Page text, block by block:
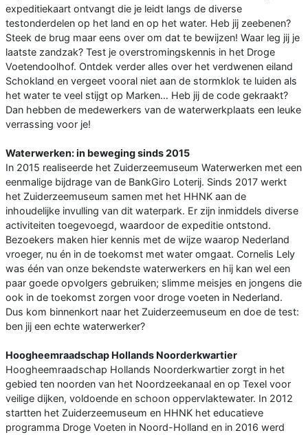
expeditiekaart ontvangt die je leidt langs de diverse
testonderdelen op het land en op het water. Heb jij zeebenen?
Steek de brug maar eens over om dat te bewijzen! Waar leg jij je
laatste zandzak? Test je overstromingskennis in het Droge
Voetendoolhof. Ontdek verder alles over het verdwenen eiland
Schokland en vergeet vooral niet aan de stormklok te luiden als
het water te veel stijgt op Marken… Heb jij de code gekraakt?
Dan hebben de medewerkers van de waterwerkplaats een leuke
verrassing voor je!
Waterwerken: in beweging sinds 2015
In 2015 realiseerde het Zuiderzeemuseum Waterwerken met een
eenmalige bijdrage van de BankGiro Loterij. Sinds 2017 werkt
het Zuiderzeemuseum samen met het HHNK aan de
inhoudelijke invulling van dit waterpark. Er zijn inmiddels diverse
activiteiten toegevoegd, waardoor de expeditie ontstond.
Bezoekers maken hier kennis met de wijze waarop Nederland
vroeger, nu én in de toekomst met water omgaat. Cornelis Lely
was één van onze bekendste waterwerkers en hij kan wel een
paar goede opvolgers gebruiken; slimme meisjes en jongens die
ook in de toekomst zorgen voor droge voeten in Nederland.
Dus kom binnenkort naar het Zuiderzeemuseum en doe de test:
ben jij een echte waterwerker?
Hoogheemraadschap Hollands Noorderkwartier
Hoogheemraadschap Hollands Noorderkwartier zorgt in het
gebied ten noorden van het Noordzeekanaal en op Texel voor
veilige dijken, voldoende en schoon oppervlaktewater. In 2012
startten het Zuiderzeemuseum en HHNK het educatieve
programma Droge Voeten in Noord-Holland en in 2016 werd